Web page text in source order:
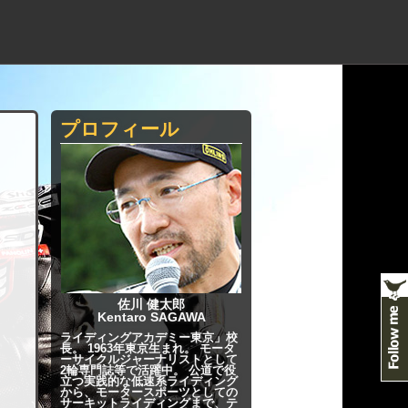
プロフィール
佐川 健太郎
Kentaro SAGAWA
ライディングアカデミー東京」校
長。 1963年東京生まれ。 モータ
ーサイクルジャーナリストとして
2輪専門誌等で活躍中。 公道で役
立つ実践的な低速系ライディング
から、モータースポーツとしての
サーキットライディングまで、テ